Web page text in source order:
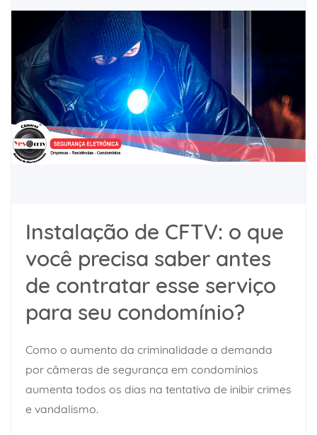
Instalação de CFTV: o que
você precisa saber antes
de contratar esse serviço
para seu condomínio?
Como o aumento da criminalidade a demanda
por câmeras de segurança em condomínios
aumenta todos os dias na tentativa de inibir crimes
e vandalismo.